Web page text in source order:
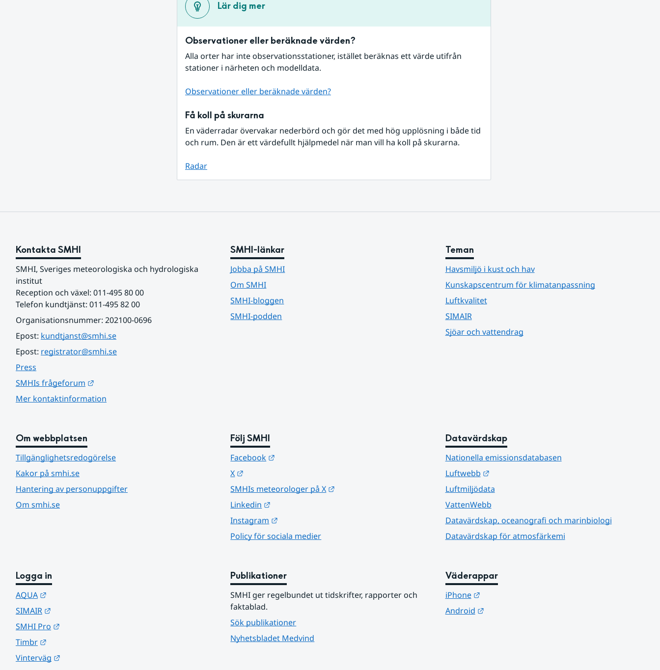
Lär dig mer
Observationer eller beräknade värden?
Alla orter har inte observationsstationer, istället beräknas ett värde utifrån
stationer i närheten och modelldata.
Observationer eller beräknade värden?
Få koll på skurarna
En väderradar övervakar nederbörd och gör det med hög upplösning i både tid
och rum. Den är ett värdefullt hjälpmedel när man vill ha koll på skurarna.
Radar
Kontakta SMHI
SMHI, Sveriges meteorologiska och hydrologiska
institut
Reception och växel: 011-495 80 00
Telefon kundtjänst: 011-495 82 00
Organisationsnummer: 202100-0696
Epost: kundtjanst@smhi.se
Epost: registrator@smhi.se
Press
SMHIs frågeforum
Mer kontaktinformation
SMHI-länkar
Jobba på SMHI
Om SMHI
SMHI-bloggen
SMHI-podden
Teman
Havsmiljö i kust och hav
Kunskapscentrum för klimatanpassning
Luftkvalitet
SIMAIR
Sjöar och vattendrag
Om webbplatsen
Tillgänglighetsredogörelse
Kakor på smhi.se
Hantering av personuppgifter
Om smhi.se
Följ SMHI
Facebook
X
SMHIs meteorologer på X
Linkedin
Instagram
Policy för sociala medier
Datavärdskap
Nationella emissionsdatabasen
Luftwebb
Länk till annan webbplats.
Luftmiljödata
VattenWebb
Datavärdskap, oceanografi och marinbiologi
Datavärdskap för atmosfärkemi
Logga in
AQUA
SIMAIR
SMHI Pro
Timbr
Vinterväg
Publikationer
SMHI ger regelbundet ut tidskrifter, rapporter och
faktablad.
Sök publikationer
Nyhetsbladet Medvind
Väderappar
iPhone
Länk till annan webbplats.
Android
Länk till annan webbplats.